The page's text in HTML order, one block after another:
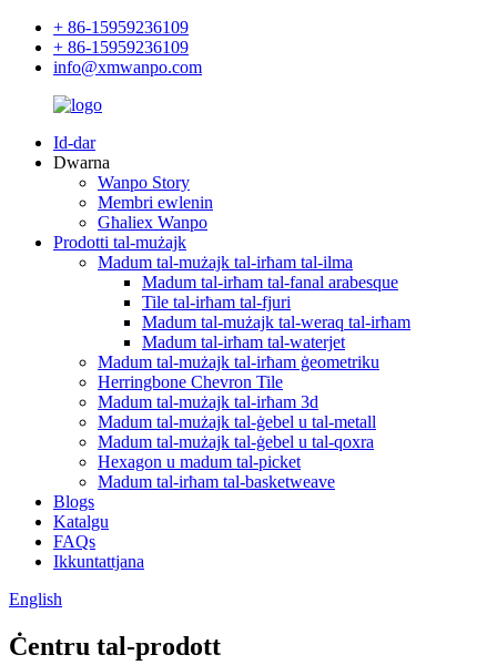
+ 86-15959236109
+ 86-15959236109
info@xmwanpo.com
Id-dar
Dwarna
Wanpo Story
Membri ewlenin
Għaliex Wanpo
Prodotti tal-mużajk
Madum tal-mużajk tal-irħam tal-ilma
Madum tal-irħam tal-fanal arabesque
Tile tal-irħam tal-fjuri
Madum tal-mużajk tal-weraq tal-irħam
Madum tal-irħam tal-waterjet
Madum tal-mużajk tal-irħam ġeometriku
Herringbone Chevron Tile
Madum tal-mużajk tal-irħam 3d
Madum tal-mużajk tal-ġebel u tal-metall
Madum tal-mużajk tal-ġebel u tal-qoxra
Hexagon u madum tal-picket
Madum tal-irħam tal-basketweave
Blogs
Katalgu
FAQs
Ikkuntattjana
English
Ċentru tal-prodott